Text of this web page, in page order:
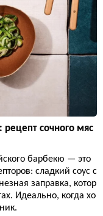
рецепт сочного мяс
барбекю — это
сладкий соус с
заправка, котор
Идеально, когда хо